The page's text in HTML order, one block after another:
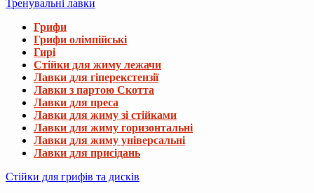
Тренувальні лавки
Грифи
Грифи олімпійські
Гирі
Стійки для жиму лежачи
Лавки для гіперекстензії
Лавки з партою Скотта
Лавки для преса
Лавки для жиму зі стійками
Лавки для жиму горизонтальні
Лавки для жиму універсальні
Лавки для присідань
Стійки для грифів та дисків